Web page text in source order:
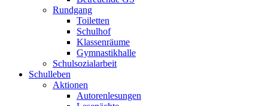
Rundgang
Toiletten
Schulhof
Klassenräume
Gymnastikhalle
Schulsozialarbeit
Schulleben
Aktionen
Autorenlesungen